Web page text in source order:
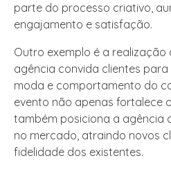
parte do processo criativo,
engajamento e satisfação.
Outro exemplo é a realização
agência convida clientes
moda e comportamento do
evento não apenas fortalece
também posiciona a agência
no mercado, atraindo novos
fidelidade dos existentes.